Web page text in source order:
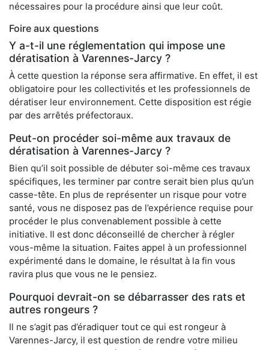
nécessaires pour la procédure ainsi que leur coût.
Foire aux questions
Y a-t-il une réglementation qui impose une
dératisation à Varennes-Jarcy ?
À cette question la réponse sera affirmative. En effet, il est
obligatoire pour les collectivités et les professionnels de
dératiser leur environnement. Cette disposition est régie
par des arrêtés préfectoraux.
Peut-on procéder soi-même aux travaux de
dératisation à Varennes-Jarcy ?
Bien qu’il soit possible de débuter soi-même ces travaux
spécifiques, les terminer par contre serait bien plus qu’un
casse-tête. En plus de représenter un risque pour votre
santé, vous ne disposez pas de l’expérience requise pour
procéder le plus convenablement possible à cette
initiative. Il est donc déconseillé de chercher à régler
vous-même la situation. Faites appel à un professionnel
expérimenté dans le domaine, le résultat à la fin vous
ravira plus que vous ne le pensiez.
Pourquoi devrait-on se débarrasser des rats et
autres rongeurs ?
Il ne s’agit pas d’éradiquer tout ce qui est rongeur à
Varennes-Jarcy, il est question de rendre votre milieu